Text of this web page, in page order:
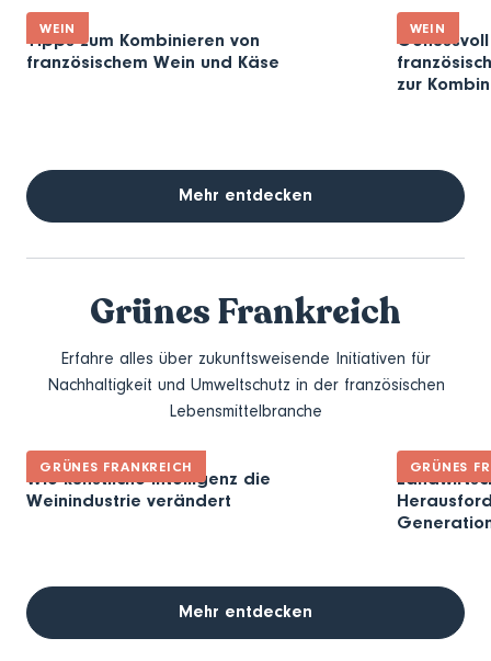
WEIN
Tipps zum Kombinieren von
französischem Wein und Käse
WEIN
zur
Mehr entdecken
Grünes Frankreich
Erfahre alles über zukunftsweisende Initiativen für
Nachhaltigkeit und Umweltschutz in der französischen
Lebensmittelbranche
GRÜNES FRANKREICH
Wie künstliche Intelligenz die
Weinindustrie verändert
GRÜNES
Mehr entdecken